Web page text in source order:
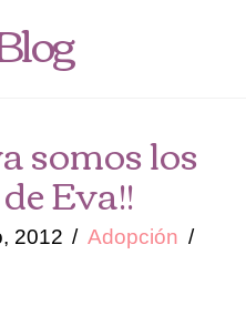
somos los
Eva!!
2012
Adopción